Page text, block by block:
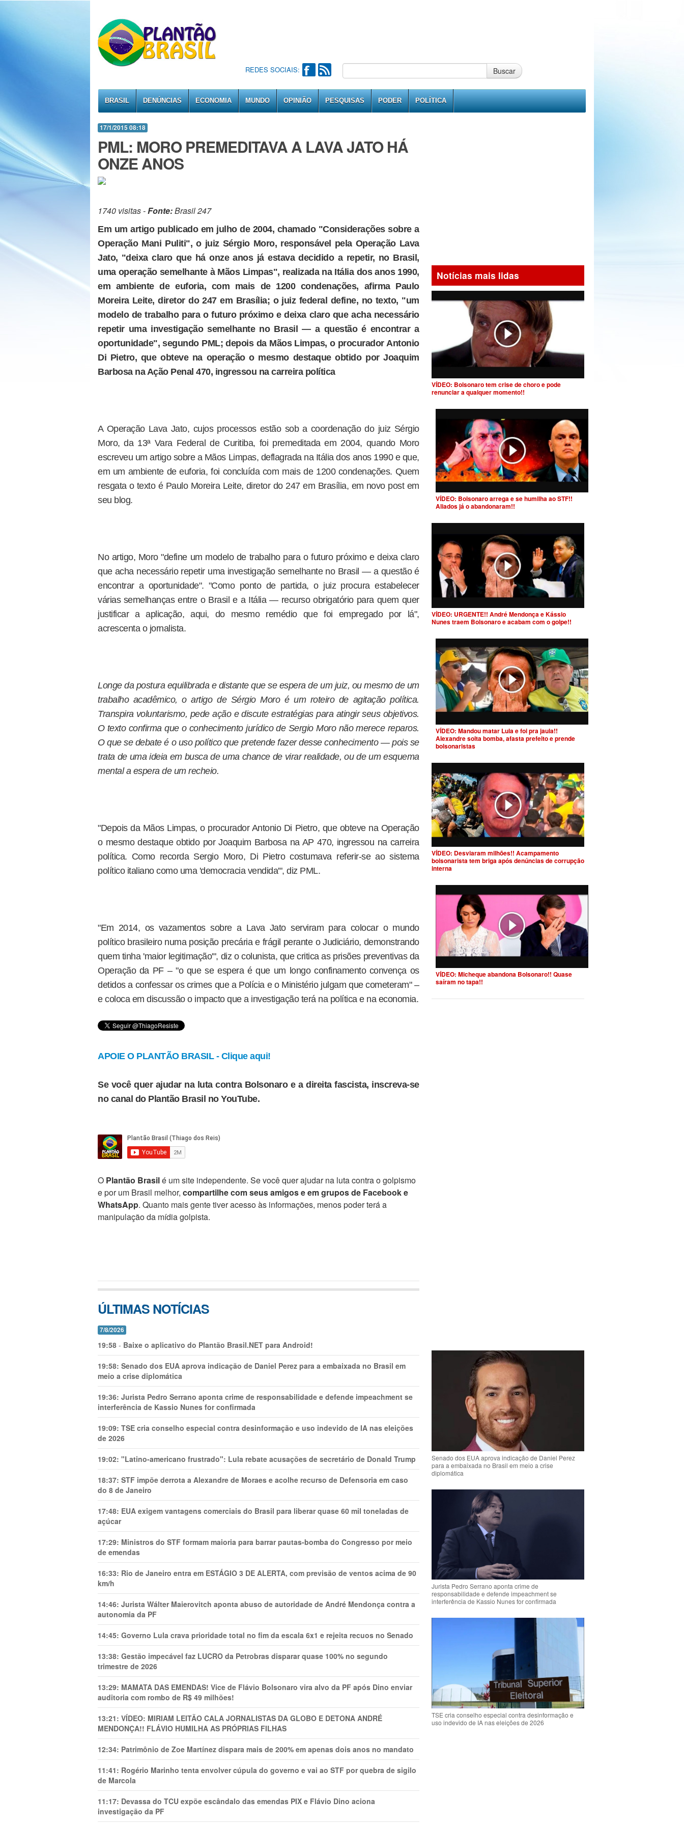
REDES SOCIAIS: Buscar
BRASIL DENÚNCIAS ECONOMIA MUNDO OPINIÃO PESQUISAS PODER POLÍTICA
17/1/2015 08:18
PML: MORO PREMEDITAVA A LAVA JATO HÁ
ONZE ANOS
1740 visitas -Fonte:Brasil 247
Em um artigo publicado em julho de 2004, chamado "Considerações sobre a
Operação Mani Puliti", o juiz Sérgio Moro, responsável pela Operação Lava
Jato, "deixa claro que há onze anos já estava decidido a repetir, no Brasil,
uma operação semelhante à Mãos Limpas", realizada na Itália dos anos 1990,
em ambiente de euforia, com mais de 1200 condenações, afirma Paulo
Moreira Leite, diretor do 247 em Brasília; o juiz federal define, no texto, "um
modelo de trabalho para o futuro próximo e deixa claro que acha necessário
repetir uma investigação semelhante no Brasil — a questão é encontrar a
oportunidade", segundo PML; depois da Mãos Limpas, o procurador Antonio
Di Pietro, que obteve na operação o mesmo destaque obtido por Joaquim
Barbosa na Ação Penal 470, ingressou na carreira política
A Operação Lava Jato, cujos processos estão sob a coordenação do juiz Sérgio
Moro, da 13ª Vara Federal de Curitiba, foi premeditada em 2004, quando Moro
escreveu um artigo sobre a Mãos Limpas, deflagrada na Itália dos anos 1990 e que,
em um ambiente de euforia, foi concluída com mais de 1200 condenações. Quem
resgata o texto é Paulo Moreira Leite, diretor do 247 em Brasília, em novo post em
seu blog.
No artigo, Moro "define um modelo de trabalho para o futuro próximo e deixa claro
que acha necessário repetir uma investigação semelhante no Brasil — a questão é
encontrar a oportunidade". "Como ponto de partida, o juiz procura estabelecer
várias semelhanças entre o Brasil e a Itália — recurso obrigatório para quem quer
justificar a aplicação, aqui, do mesmo remédio que foi empregado por lá",
acrescenta o jornalista.
Longe da postura equilibrada e distante que se espera de um juiz, ou mesmo de um
trabalho acadêmico, o artigo de Sérgio Moro é um roteiro de agitação política.
Transpira voluntarismo, pede ação e discute estratégias para atingir seus objetivos.
O texto confirma que o conhecimento jurídico de Sergio Moro não merece reparos.
O que se debate é o uso político que pretende fazer desse conhecimento — pois se
trata de uma ideia em busca de uma chance de virar realidade, ou de um esquema
mental a espera de um recheio.
"Depois da Mãos Limpas, o procurador Antonio Di Pietro, que obteve na Operação
o mesmo destaque obtido por Joaquim Barbosa na AP 470, ingressou na carreira
política. Como recorda Sergio Moro, Di Pietro costumava referir-se ao sistema
político italiano como uma 'democracia vendida'", diz PML.
"Em 2014, os vazamentos sobre a Lava Jato serviram para colocar o mundo
político brasileiro numa posição precária e frágil perante o Judiciário, demonstrando
quem tinha 'maior legitimação'", diz o colunista, que critica as prisões preventivas da
Operação da PF – "o que se espera é que um longo confinamento convença os
detidos a confessar os crimes que a Polícia e o Ministério julgam que cometeram" –
e coloca em discussão o impacto que a investigação terá na política e na economia.
APOIE O PLANTÃO BRASIL - Clique aqui!
Se você quer ajudar na luta contra Bolsonaro e a direita fascista, inscreva-se
no canal do Plantão Brasil no YouTube.
O Plantão Brasilé um site independente. Se você quer ajudar na luta contra o golpismo
e por um Brasil melhor, compartilhe com seus amigos e em grupos de Facebook e
WhatsApp. Quanto mais gente tiver acesso às informações, menos poder terá a
manipulação da mídia golpista.
ÚLTIMAS NOTÍCIAS
7/8/2026
19:58 - Baixe o aplicativo do Plantão Brasil.NET para Android!
19:58: Senado dos EUA aprova indicação de Daniel Perez para a embaixada no Brasil em
meio a crise diplomática
19:36: Jurista Pedro Serrano aponta crime de responsabilidade e defende impeachment se
interferência de Kassio Nunes for confirmada
19:09: TSE cria conselho especial contra desinformação e uso indevido de IA nas eleições
de 2026
19:02: "Latino-americano frustrado": Lula rebate acusações de secretário de Donald Trump
18:37: STF impõe derrota a Alexandre de Moraes e acolhe recurso de Defensoria em caso
do 8 de Janeiro
17:48: EUA exigem vantagens comerciais do Brasil para liberar quase 60 mil toneladas de
açúcar
17:29: Ministros do STF formam maioria para barrar pautas-bomba do Congresso por meio
de emendas
16:33: Rio de Janeiro entra em ESTÁGIO 3 DE ALERTA, com previsão de ventos acima de 90
km/h
14:46: Jurista Wálter Maierovitch aponta abuso de autoridade de André Mendonça contra a
autonomia da PF
14:45: Governo Lula crava prioridade total no fim da escala 6x1 e rejeita recuos no Senado
13:38: Gestão impecável faz LUCRO da Petrobras disparar quase 100% no segundo
trimestre de 2026
13:29: MAMATA DAS EMENDAS! Vice de Flávio Bolsonaro vira alvo da PF após Dino enviar
auditoria com rombo de R$ 49 milhões!
13:21: VÍDEO: MIRIAM LEITÃO CALA JORNALISTAS DA GLOBO E DETONA ANDRÉ
MENDONÇA!! FLÁVIO HUMILHA AS PRÓPRIAS FILHAS
12:34: Patrimônio de Zoe Martínez dispara mais de 200% em apenas dois anos no mandato
11:41: Rogério Marinho tenta envolver cúpula do governo e vai ao STF por quebra de sigilo
de Marcola
11:17: Devassa do TCU expõe escândalo das emendas PIX e Flávio Dino aciona
investigação da PF
Notícias mais lidas
VÍDEO: Bolsonaro tem crise de choro e pode
renunciar a qualquer momento!!
VÍDEO: Bolsonaro arrega e se humilha ao STF!!
Aliados já o abandonaram!!
VÍDEO: URGENTE!! André Mendonça e Kássio
Nunes traem Bolsonaro e acabam com o golpe!!
VÍDEO: Mandou matar Lula e foi pra jaula!!
Alexandre solta bomba, afasta prefeito e prende
bolsonaristas
VÍDEO: Desviaram milhões!! Acampamento
bolsonarista tem briga após denúncias de corrupção
interna
VÍDEO: Micheque abandona Bolsonaro!! Quase
saíram no tapa!!
Senado dos EUA aprova indicação de Daniel Perez
para a embaixada no Brasil em meio a crise
diplomática
Jurista Pedro Serrano aponta crime de
responsabilidade e defende impeachment se
interferência de Kassio Nunes for confirmada
TSE cria conselho especial contra desinformação e
uso indevido de IA nas eleições de 2026